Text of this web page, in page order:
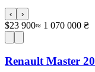
‹ ›
$23 900≈ 1 070 000 ₴
Renault Master